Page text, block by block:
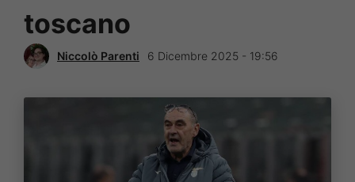
toscano
Niccolò Parenti 6 Dicembre 2025 - 19:56